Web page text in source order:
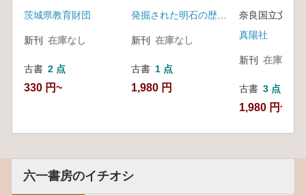
茨城県教育財団
新刊 在庫なし
古書 2 点
330 円~
新刊 在庫なし
古書 1 点
1,980 円
奈良国立文化
真陽社
新刊 在庫なし
古書 3 点
1,980 円~
六一書房のイチオシ